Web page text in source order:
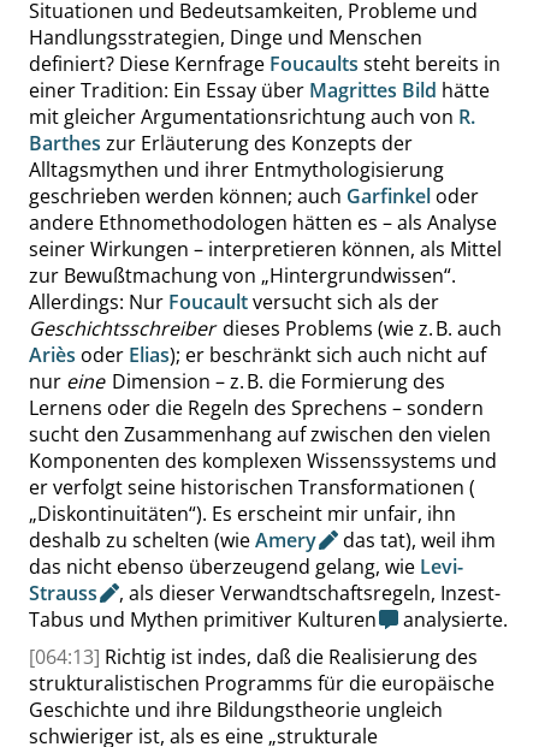
Situationen und Bedeutsamkeiten, Probleme und
Handlungsstrategien, Dinge und Menschen
definiert? Diese Kernfrage Foucaults steht bereits in
einer Tradition: Ein Essay über Magrittes Bild hätte
mit gleicher Argumentationsrichtung auch von R.
Barthes zur Erläuterung des Konzepts der
Alltagsmythen und ihrer Entmythologisierung
geschrieben werden können; auch Garfinkel oder
andere Ethnomethodologen hätten es – als Analyse
seiner Wirkungen – interpretieren können, als Mittel
zur Bewußtmachung von „Hintergrundwissen“.
Allerdings: Nur Foucaultversucht sich als der
Geschichtsschreiberdieses Problems (wie z. B. auch
Ariès oder Elias); er beschränkt sich auch nicht auf
nur eine Dimension – z. B. die Formierung des
Lernens oder die Regeln des Sprechens – sondern
sucht den Zusammenhang auf zwischen den vielen
Komponenten des komplexen Wissenssystems und
er verfolgt seine historischen Transformationen (
„Diskontinuitäten“). Es erscheint mir unfair, ihn
deshalb zu schelten (wieAmery
das tat), weil ihm
das nicht ebenso überzeugend gelang, wie Levi-
Strauss
, als dieser Verwandtschaftsregeln, Inzest-
Tabus und Mythen primitiver Kulturen
analysierte.
[064:13] Richtig ist indes, daß die Realisierung des
strukturalistischen Programms für die europäische
Geschichte und ihre Bildungstheorie ungleich
schwieriger ist, als es eine „strukturale